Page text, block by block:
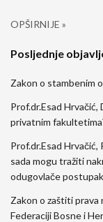
OPŠIRNIJE »
Posljednje
Zakon o stambenim
Prof.dr.Esad
privatnim
Prof.dr.Esad
sada mogu tražiti
odugovlače postupak
Zakon o zaštiti prava
Federaciji Bosne i